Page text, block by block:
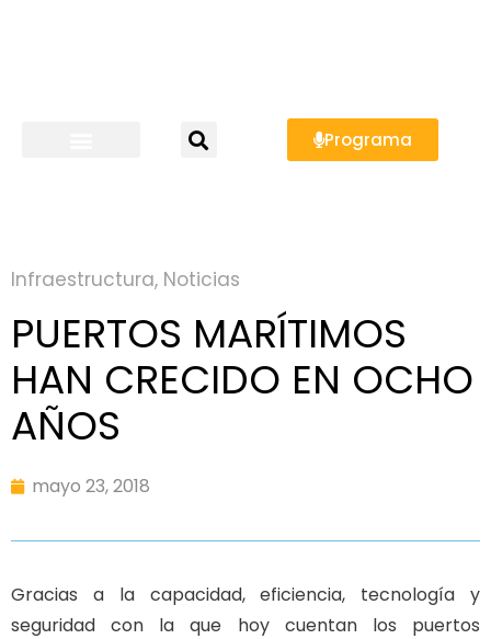
Programa
Infraestructura, Noticias
PUERTOS MARÍTIMOS
HAN CRECIDO EN OCHO
AÑOS
mayo 23, 2018
Gracias a la capacidad, eficiencia, tecnología y
seguridad con la que hoy cuentan los puertos